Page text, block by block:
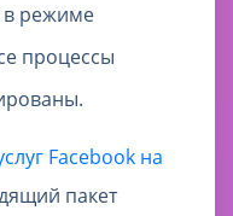
в режиме
процессы
Facebook на
пакет